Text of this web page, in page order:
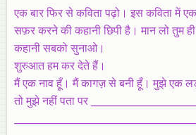
एक बार फिर से कविता पढ़ो। इस कविता में
सफ़र करने की कहानी छिपी है। मान लो तुम
कहानी सबको सुनाओ।
शुरुआत हम कर देते हैं।
मैं एक नाव हूँ। मैं कागज़ से बनी हूँ। मुझे एक
तो मुझे नहीं पता पर